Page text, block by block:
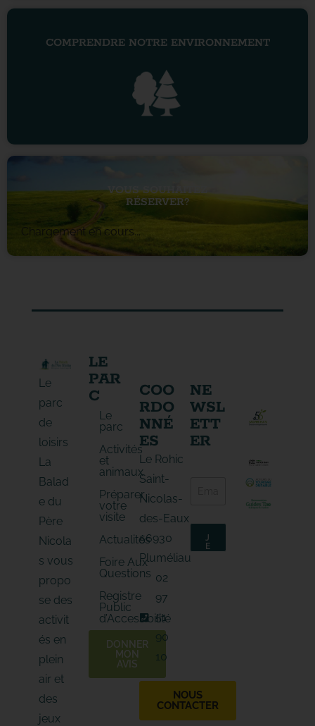
COMPRENDRE NOTRE ENVIRONNEMENT
VOUS SOUHAITEZ
RÉSERVER?
Chargement en cours...
Le
parc
de
loisirs
La
Balad
e du
Père
Nicola
s vous
propo
se des
activit
és en
plein
air et
des
jeux
LE
PAR
C
Le
parc
Activités
et
animaux
Préparer
votre
visite
Actualités
Foire Aux
Questions
Registre
Public
d’Accessibilité
DONNER
MON
AVIS
COO
RDO
NNÉ
ES
Le Rohic
Saint-
Nicolas-
des-Eaux
56930
Pluméliau
02
97
51
90
10
NOUS
CONTACTER
NE
WSL
ETT
ER
-*
J
E
M